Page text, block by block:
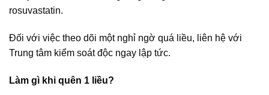
rosuvastatin.
Đối với việc theo dõi một nghỉ ngờ quá liều, liên hệ với
Trung tâm kiểm soát độc ngay lập tức.
Làm gì khi quên 1 liều?